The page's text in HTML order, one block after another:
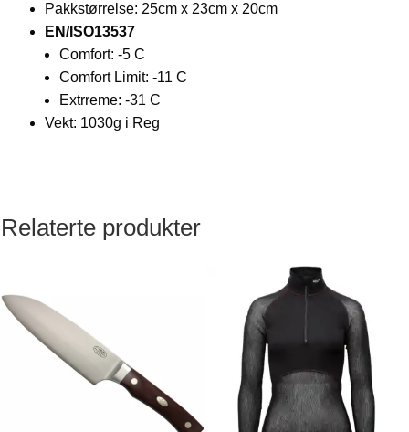
Pakkstørrelse: 25cm x 23cm x 20cm
EN/ISO13537
Comfort: -5 C
Comfort Limit: -11 C
Extrreme: -31 C
Vekt: 1030g i Reg
Relaterte produkter